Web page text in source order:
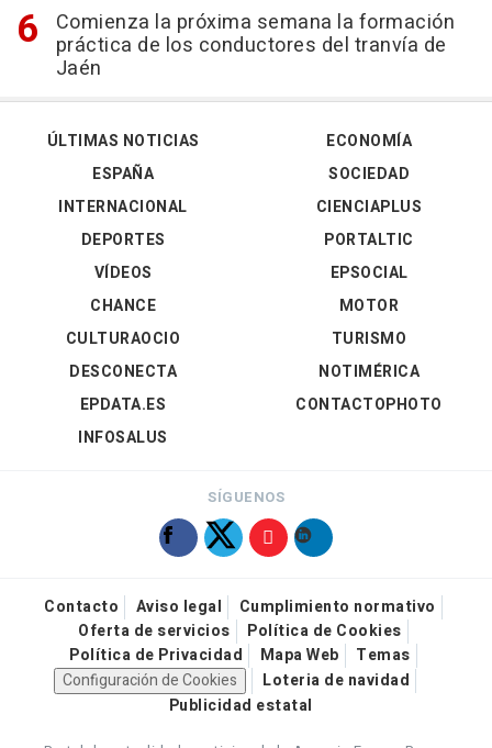
Comienza la próxima semana la formación
práctica de los conductores del tranvía de
Jaén
ÚLTIMAS NOTICIAS
ESPAÑA
INTERNACIONAL
DEPORTES
VÍDEOS
ECONOMÍA
SOCIEDAD
CIENCIAPLUS
PORTALTIC
EPSOCIAL
CHANCE
CULTURAOCIO
DESCONECTA
EPDATA.ES
INFOSALUS
MOTOR
TURISMO
NOTIMÉRICA
CONTACTOPHOTO
SÍGUENOS
Contacto Aviso legal
Cumplimiento normativo
Oferta de servicios
Política de Cookies
Política de Privacidad
Mapa Web
Temas
Configuración de Cookies
Loteria de navidad
Publicidad estatal